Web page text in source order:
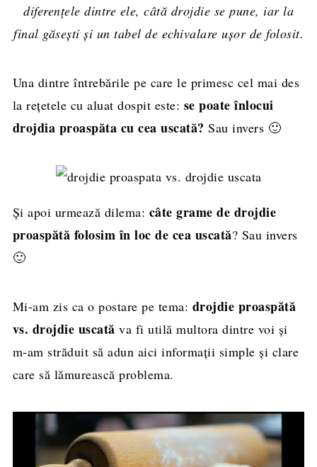
diferențele dintre ele, câtă drojdie se pune, iar la
final găsești și un tabel de echivalare ușor de folosit.
Una dintre întrebările pe care le primesc cel mai des
la rețetele cu aluat dospit este: se poate înlocui
drojdia proaspăta cu cea uscată?Sau invers 🙂
Și apoi urmează dilema: câte grame de drojdie
proaspătă folosim în loc de cea uscată? Sau invers
🙂
Mi-am zis ca o postare pe tema: drojdie proaspătă
vs. drojdie uscată va fi utilă multora dintre voi și
m-am străduit să adun aici informații simple și clare
care să lămurească problema.